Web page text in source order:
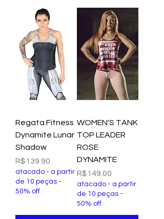
Regata Fitness
Dynamite Lunar
Shadow
Price
R$139.90
atacado - a partir
de 10 peças -
50% off
WOMEN'S TANK
TOP LEADER
ROSE
DYNAMITE
Price
R$149.00
atacado - a partir
de 10 peças -
50% off